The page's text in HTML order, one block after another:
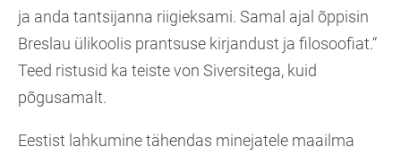
ja anda tantsijanna riigieksami. Samal ajal õppisin
Breslau ülikoolis prantsuse kirjandust ja filosoofiat.“
Teed ristusid ka teiste von Siversitega, kuid
põgusamalt.
Eestist lahkumine tähendas minejatele maailma